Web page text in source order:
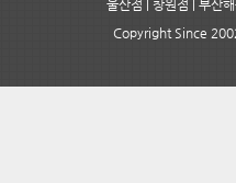
울산점 | 창원점 | 부산
Copyright Since